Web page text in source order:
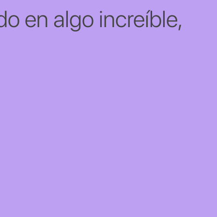
en algo increíble,